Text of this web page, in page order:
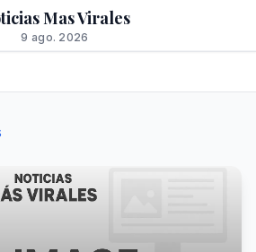
Mas Virales
9 ago. 2026